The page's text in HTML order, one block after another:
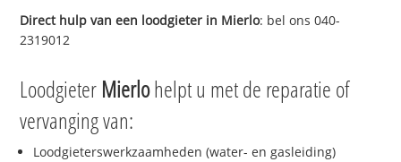
Direct hulp van een loodgieter in Mierlo: bel ons 040-
2319012
Loodgieter Mierlohelpt u met de reparatie of
vervanging van:
Loodgieterswerkzaamheden (water- en gasleiding)